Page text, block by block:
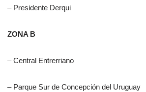
– Presidente Derqui
ZONA B
– Central Entrerriano
– Parque Sur de Concepción del Uruguay